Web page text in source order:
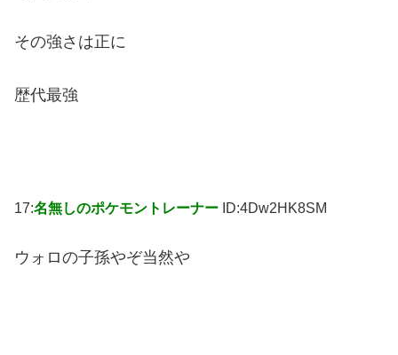
その強さは正に
歴代最強
17:名無しのポケモントレーナー ID:4Dw2HK8SM
ウォロの子孫やぞ当然や